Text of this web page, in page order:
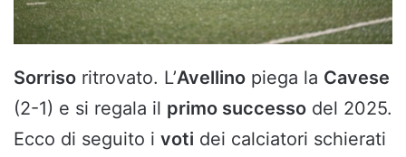
Sorriso ritrovato. L’Avellino piega la Cavese
(2-1) e si regala il primo successo del 2025.
Ecco di seguito i voti dei calciatori schierati